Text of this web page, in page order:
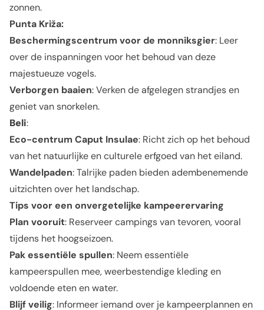
zonnen.
Punta Križa:
Beschermingscentrum voor de monniksgier: Leer
over de inspanningen voor het behoud van deze
majestueuze vogels.
Verborgen baaien: Verken de afgelegen strandjes en
geniet van snorkelen.
Beli:
Eco-centrum Caput Insulae: Richt zich op het behoud
van het natuurlijke en culturele erfgoed van het eiland.
Wandelpaden: Talrijke paden bieden adembenemende
uitzichten over het landschap.
Tips voor een onvergetelijke kampeerervaring
Plan vooruit: Reserveer campings van tevoren, vooral
tijdens het hoogseizoen.
Pak essentiële spullen: Neem essentiële
kampeerspullen mee, weerbestendige kleding en
voldoende eten en water.
Blijf veilig: Informeer iemand over je kampeerplannen en